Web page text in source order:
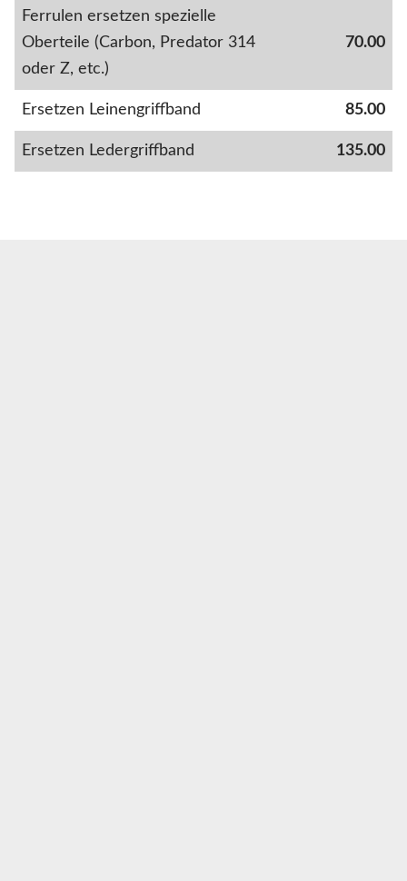
Ferrulen ersetzen spezielle
Oberteile (Carbon, Predator 314
oder Z, etc.)
70.00
Ersetzen Leinengriffband 85.00
Ersetzen Ledergriffband 135.00